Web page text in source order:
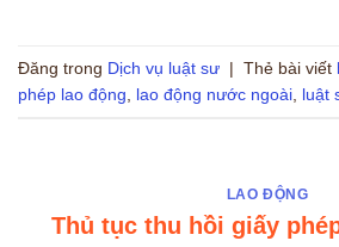
Đăng trong Dịch vụ luật sư | Thẻ bài viết
phép lao động
lao động nước ngoài luật
LAO ĐỘNG
Thủ tục thu hồi giấy